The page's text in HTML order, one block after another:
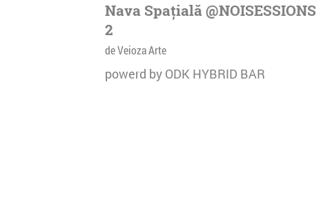
Nava Spațială @NOISESSIONS
2
de Veioza Arte
powerd by ODK HYBRID BAR